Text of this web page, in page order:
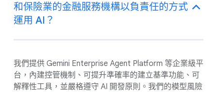
和保險業的金融服務機構以負責任的方式
運用 AI？
我們提供 Gemini Enterprise Agent Platform 等企業級平
台，內建控管機制、可提升準確率的建立基準功能、可
解釋性工具，並嚴格遵守 AI 開發原則。我們的模型風險